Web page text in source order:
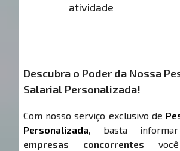
atividade
Descubra o Poder da Nossa
Salarial Personalizada!
Com nosso serviço exclusivo de
Personalizada, basta
empresas concorrentes